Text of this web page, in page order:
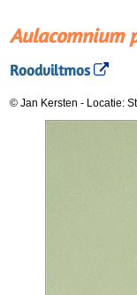
Aulacomnium
Roodviltmos
© Jan Kersten - Locatie: